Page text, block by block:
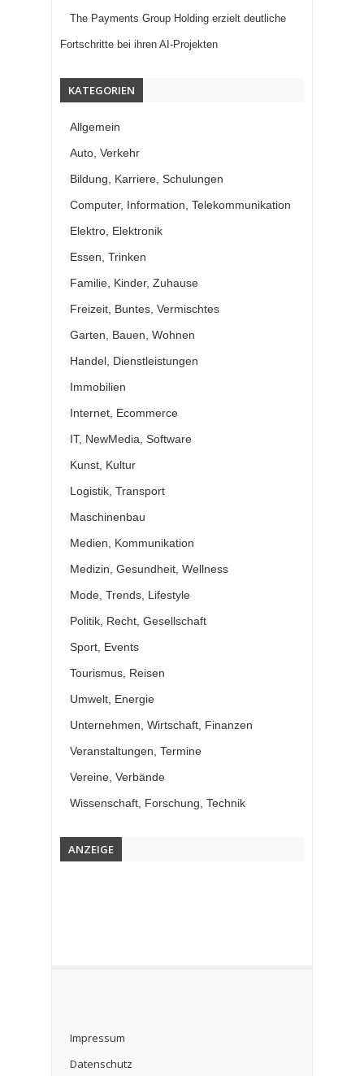
The Payments Group Holding erzielt deutliche
Fortschritte bei ihren AI-Projekten
KATEGORIEN
Allgemein
Auto, Verkehr
Bildung, Karriere, Schulungen
Computer, Information, Telekommunikation
Elektro, Elektronik
Essen, Trinken
Familie, Kinder, Zuhause
Freizeit, Buntes, Vermischtes
Garten, Bauen, Wohnen
Handel, Dienstleistungen
Immobilien
Internet, Ecommerce
IT, NewMedia, Software
Kunst, Kultur
Logistik, Transport
Maschinenbau
Medien, Kommunikation
Medizin, Gesundheit, Wellness
Mode, Trends, Lifestyle
Politik, Recht, Gesellschaft
Sport, Events
Tourismus, Reisen
Umwelt, Energie
Unternehmen, Wirtschaft, Finanzen
Veranstaltungen, Termine
Vereine, Verbände
Wissenschaft, Forschung, Technik
ANZEIGE
Impressum
Datenschutz